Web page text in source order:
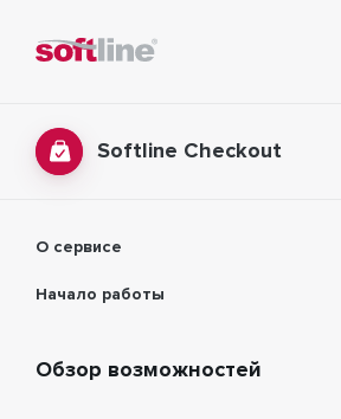
Softline Checkout
О сервисе
Начало работы
Обзор возможностей